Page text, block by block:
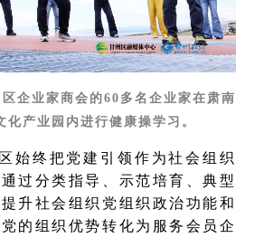
企业家商会的60多名企业家在肃南
化产业园内进行健康操学习。
始终把党建引领作为社会组织
过分类指导、示范培育、典型
升社会组织党组织政治功能和
的组织优势转化为服务会员企